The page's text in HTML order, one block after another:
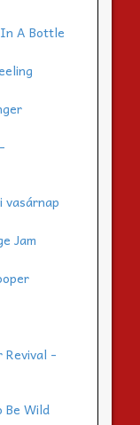
A Bottle
vasárnap
Jam
Revival -
Be Wild